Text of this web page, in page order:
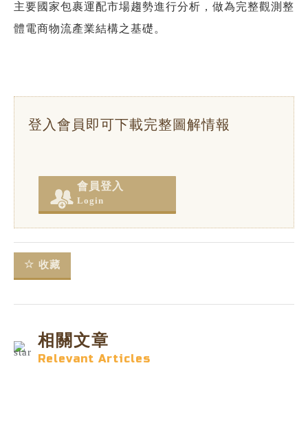
主要國家包裹運配市場趨勢進行分析，做為完整觀測整
體電商物流產業結構之基礎。
登入會員即可下載完整圖解情報
會員登入
Login
收藏
相關文章
Relevant Articles